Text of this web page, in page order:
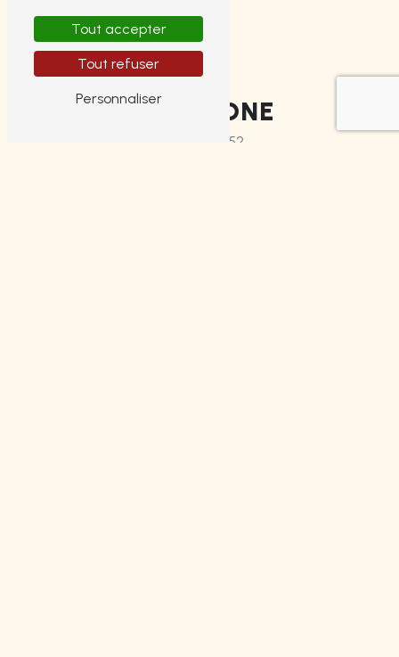
TÉLÉPHONE
05 55 14 49 52
Tout accepter
Tout refuser
Personnaliser